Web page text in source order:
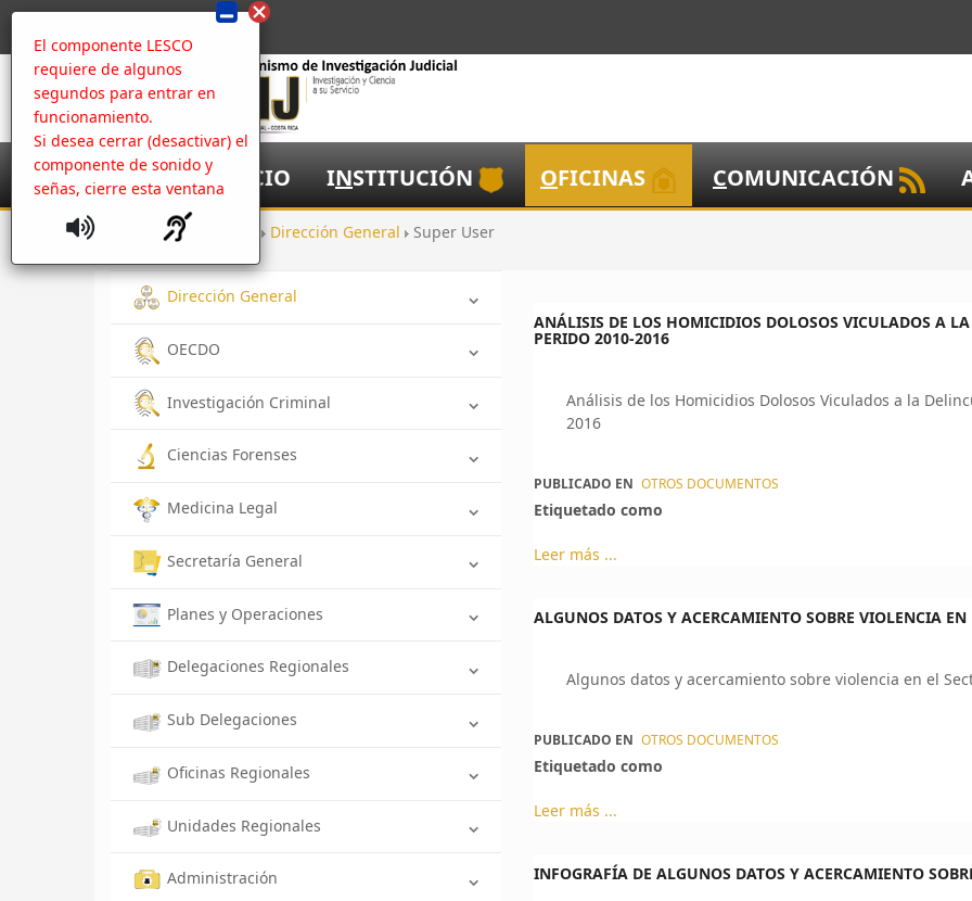
El componente LESCO
requiere de algunos
segundos para entrar en
funcionamiento.
Si desea cerrar (desactivar) el
componente de sonido y
señas, cierre esta ventana
NICIO INSTITUCIÓN OFICINAS COMUNICACIÓN
Inicio Dirección General Super User
Dirección General
OECDO
Investigación Criminal
Ciencias Forenses
Medicina Legal
Secretaría General
Planes y Operaciones
Delegaciones Regionales
Sub Delegaciones
Oficinas Regionales
Unidades Regionales
Administración
ANÁLISIS DE LOS HOMICIDIOS DOLOSOS VICULADOS A
PERIDO 2010-2016
Análisis de los Homicidios Dolosos Viculados a la
2016
PUBLICADO EN OTROS DOCUMENTOS
Etiquetado como
Leer más ...
ALGUNOS DATOS Y ACERCAMIENTO SOBRE VIOLENCIA EN
Algunos datos y acercamiento sobre violencia en el
PUBLICADO EN OTROS DOCUMENTOS
Etiquetado como
Leer más ...
INFOGRAFÍA DE ALGUNOS DATOS Y ACERCAMIENTO